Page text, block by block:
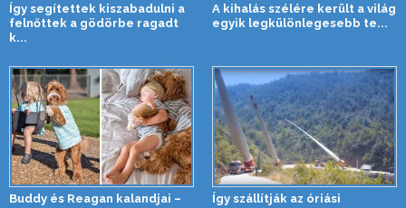
Így segítettek kiszabadulni a
felnőttek a gödörbe ragadt
k...
A kihalás szélére került a világ
egyik legkülönlegesebb te...
Buddy és Reagan kalandjai –
Így szállítják az óriási